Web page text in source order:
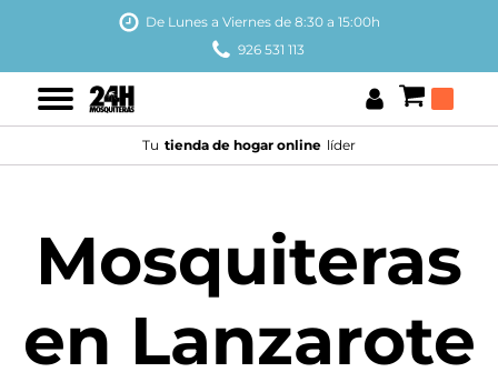
De Lunes a Viernes de 8:30 a 15:00h
926 531 113
Tu tienda de hogar online líder
Mosquiteras
en Lanzarote